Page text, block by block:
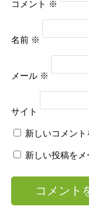
コメント ※
名前 ※
メール ※
サイト
新しいコメン
新しい投稿を